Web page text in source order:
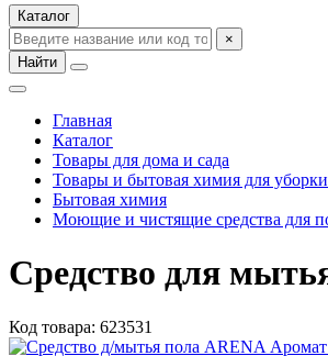
Каталог
×
Найти
Главная
Каталог
Товары для дома и сада
Товары и бытовая химия для уборки
Бытовая химия
Моющие и чистящие средства для
Средство для
Код товара: 623531